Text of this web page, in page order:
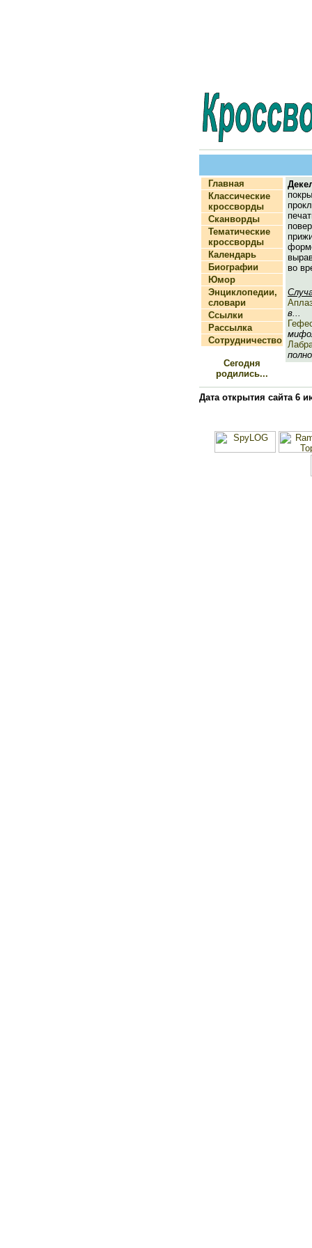
Главная
Классические
кроссворды
Сканворды
Тематические
кроссворды
Календарь
Биографии
Юмор
Энциклопедии,
словари
Ссылки
Рассылка
Сотрудничество
Сегодня
родились...
во
в...
Дата открытия сайта 6